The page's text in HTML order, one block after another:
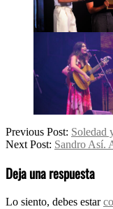
2026-
02-
Previous Post: Soledad
Next Post: Sandro Así.
Deja una respuesta
Lo siento, debes estar